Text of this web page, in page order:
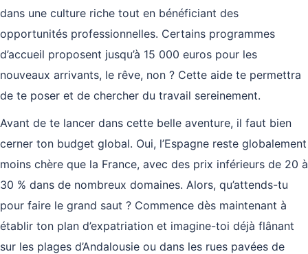
dans une culture riche tout en bénéficiant des
opportunités professionnelles. Certains programmes
d’accueil proposent jusqu’à 15 000 euros pour les
nouveaux arrivants, le rêve, non ? Cette aide te permettra
de te poser et de chercher du travail sereinement.
Avant de te lancer dans cette belle aventure, il faut bien
cerner ton budget global. Oui, l’Espagne reste globalement
moins chère que la France, avec des prix inférieurs de 20 à
30 % dans de nombreux domaines. Alors, qu’attends-tu
pour faire le grand saut ? Commence dès maintenant à
établir ton plan d’expatriation et imagine-toi déjà flânant
sur les plages d’Andalousie ou dans les rues pavées de